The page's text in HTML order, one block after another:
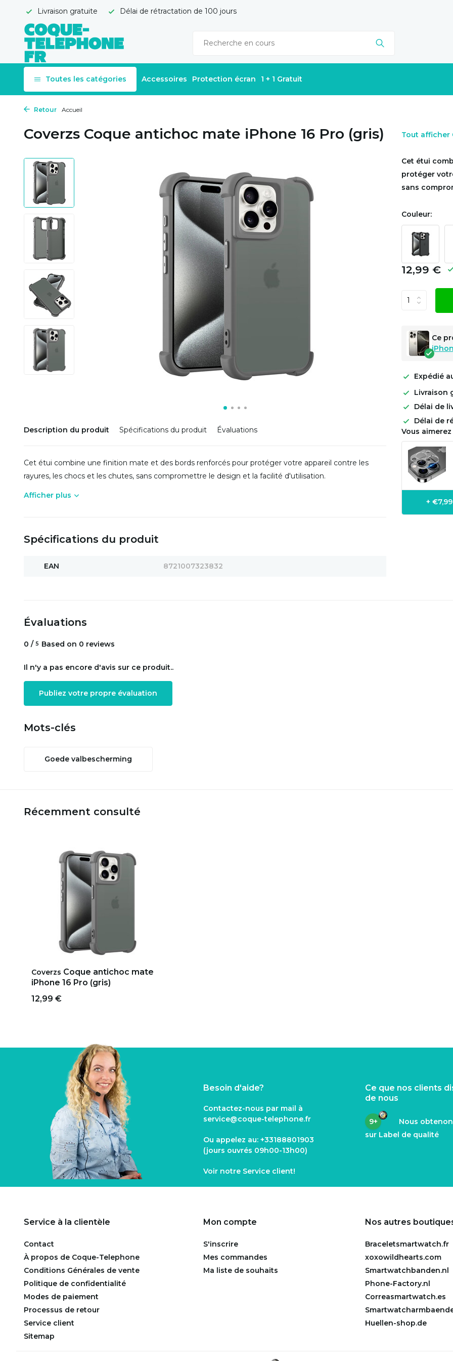
Livraison gratuite Délai de rétractation de 100 jours
Toutes les catégories Accessoires Protection écran 1 + 1 Gratuit
Retour Accueil
Coverzs Coque antichoc mate iPhone 16 Pro (gris)
Description du produit Spécifications du produit Évaluations
Cet étui combine une finition mate et des bords renforcés pour protéger votre appareil contre les
rayures, les chocs et les chutes, sans compromettre le design et la facilité d'utilisation.
Afficher plus
Spécifications du produit
EAN 8721007323832
Tout afficher
Cet étui
protéger
sans
Couleur:
12,99 €
Ce
Expédié
Livraison
Délai de
Délai de
Vous
+
Évaluations
0 / 5 Based on 0 reviews
Il n'y a pas encore d'avis sur ce produit..
Publiez votre propre évaluation
Mots-clés
Goede valbescherming
Récemment consulté
Coverzs Coque antichoc mate
iPhone 16 Pro (gris)
12,99 €
Besoin d'aide?
Contactez-nous par mail à
service@coque-telephone.fr
Ou appelez au: +33188801903
(jours ouvrés 09h00-13h00)
Voir notre Service client!
Ce que nos clients
de nous
9+ Nous
sur Label de qualité
Service à la clientèle
Contact
À propos de Coque-Telephone
Conditions Générales de vente
Politique de confidentialité
Modes de paiement
Processus de retour
Service client
Sitemap
Mon compte
S'inscrire
Mes commandes
Ma liste de souhaits
Nos autres
Braceletsmartwatch.fr
xoxowildhearts.com
Smartwatchbanden.nl
Phone-Factory.nl
Correasmartwatch.es
Huellen-shop.de